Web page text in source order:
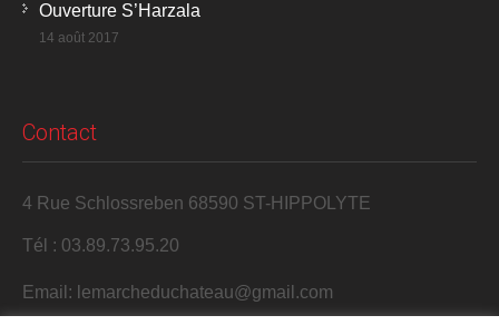
Ouverture S’Harzala
14 août 2017
Contact
4 Rue Schlossreben 68590 ST-HIPPOLYTE
Tél : 03.89.73.95.20
Email: lemarcheduchateau@gmail.com